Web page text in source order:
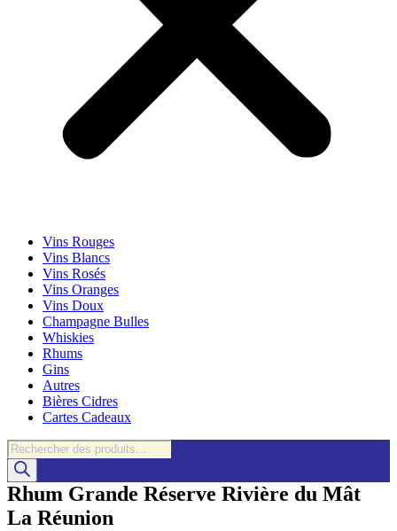
Vins Rouges
Vins Blancs
Vins Rosés
Vins Oranges
Vins Doux
Champagne Bulles
Whiskies
Rhums
Gins
Autres
Bières Cidres
Cartes Cadeaux
Recherche
de
produits
Rhum Grande Réserve Rivière du Mât
La Réunion